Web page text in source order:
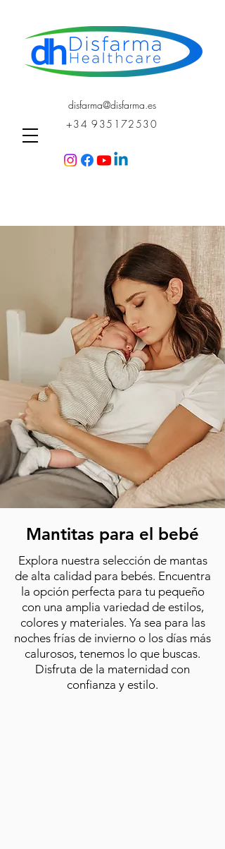
disfarma@disfarma.es
+34 935172530
Mantitas para el bebé
Explora nuestra selección de mantas
de alta calidad para bebés. Encuentra
la opción perfecta para tu pequeño
con una amplia variedad de estilos,
colores y materiales. Ya sea para las
noches frías de invierno o los días más
calurosos, tenemos lo que buscas.
Disfruta de la maternidad con
confianza y estilo.